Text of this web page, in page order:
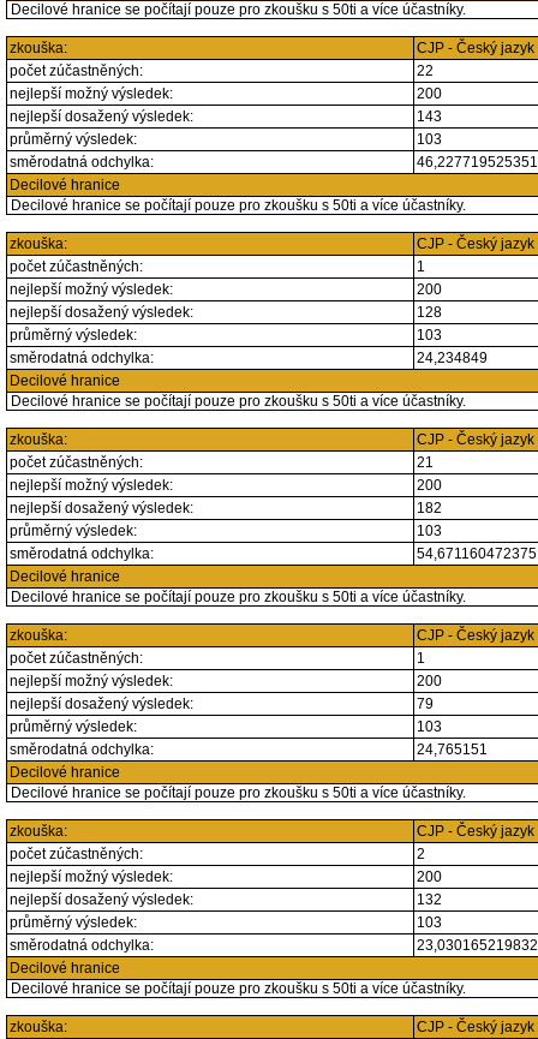
Decilové hranice se počítají pouze pro zkoušku s 50ti a více účastníky.
zkouška:
CJP - Český jazyk
počet zúčastněných:
22
nejlepší možný výsledek:
200
nejlepší dosažený výsledek:
143
průměrný výsledek:
103
směrodatná odchylka:
Decilové hranice
Decilové hranice se počítají pouze pro zkoušku s 50ti a více účastníky.
zkouška:
CJP - Český jazyk
počet zúčastněných:
1
nejlepší možný výsledek:
200
nejlepší dosažený výsledek:
128
průměrný výsledek:
103
směrodatná odchylka:
24,234849
Decilové hranice
Decilové hranice se počítají pouze pro zkoušku s 50ti a více účastníky.
zkouška:
CJP - Český jazyk
počet zúčastněných:
21
nejlepší možný výsledek:
200
nejlepší dosažený výsledek:
182
průměrný výsledek:
103
směrodatná odchylka:
Decilové hranice
Decilové hranice se počítají pouze pro zkoušku s 50ti a více účastníky.
zkouška:
CJP - Český jazyk
počet zúčastněných:
1
nejlepší možný výsledek:
200
nejlepší dosažený výsledek:
79
průměrný výsledek:
103
směrodatná odchylka:
24,765151
Decilové hranice
Decilové hranice se počítají pouze pro zkoušku s 50ti a více účastníky.
zkouška:
CJP - Český jazyk
počet zúčastněných:
2
nejlepší možný výsledek:
200
nejlepší dosažený výsledek:
132
průměrný výsledek:
103
směrodatná odchylka:
Decilové hranice
Decilové hranice se počítají pouze pro zkoušku s 50ti a více účastníky.
zkouška: CJP - Český jazyk